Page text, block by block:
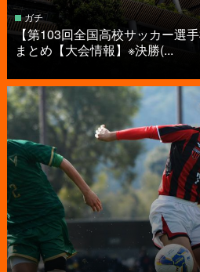
ガチ
【第103回全国高校サッカー選
まとめ【大会情報】※決勝(...